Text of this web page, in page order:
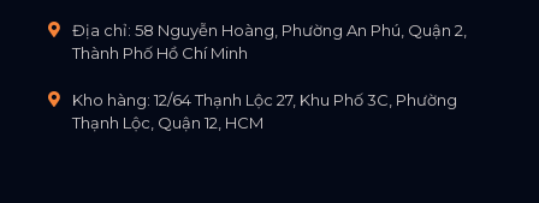
Địa chỉ: 58 Nguyễn Hoàng, Phường An Phú, Quận 2,
Thành Phố Hồ Chí Minh
Kho hàng: 12/64 Thạnh Lộc 27, Khu Phố 3C, Phường
Thạnh Lộc, Quận 12, HCM